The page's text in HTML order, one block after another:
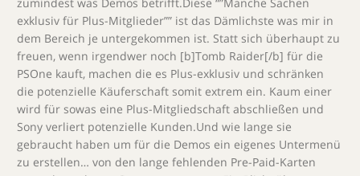
exklusiv für Plus-Mitglieder”” ist das Dämlichste was mir in
dem Bereich je untergekommen ist. Statt sich überhaupt zu
freuen, wenn irgendwer noch [b]Tomb Raider[/b] für die
PSOne kauft, machen die es Plus-exklusiv und schränken
die potenzielle Käuferschaft somit extrem ein. Kaum einer
wird für sowas eine Plus-Mitgliedschaft abschließen und
Sony verliert potenzielle Kunden.Und wie lange sie
gebraucht haben um für die Demos ein eigenes Untermenü
zu erstellen… von den lange fehlenden Pre-Paid-Karten